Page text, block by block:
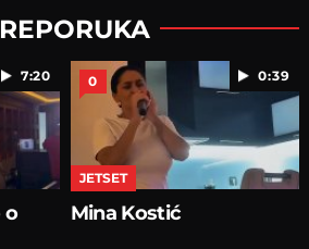
7:20
o
0:39
0
JETSET
Mina Kostić